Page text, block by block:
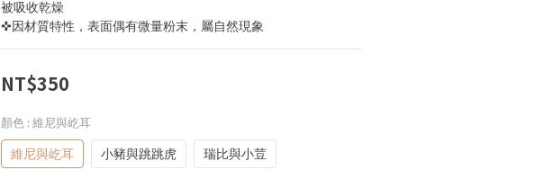
被吸收乾燥
✜因材質特性，表面偶有微量粉末，屬自然現象
NT$350
顏色 : 維尼與屹耳
維尼與屹耳 小豬與跳跳虎 瑞比與小荳